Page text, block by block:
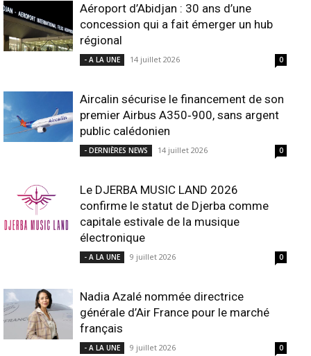
Aéroport d’Abidjan : 30 ans d’une
concession qui a fait émerger un hub
régional
- A LA UNE 14 juillet 2026 0
Aircalin sécurise le financement de son
premier Airbus A350‑900, sans argent
public calédonien
- DERNIÈRES NEWS 14 juillet 2026 0
Le DJERBA MUSIC LAND 2026
confirme le statut de Djerba comme
capitale estivale de la musique
électronique
- A LA UNE 9 juillet 2026 0
Nadia Azalé nommée directrice
générale d’Air France pour le marché
français
- A LA UNE 9 juillet 2026 0